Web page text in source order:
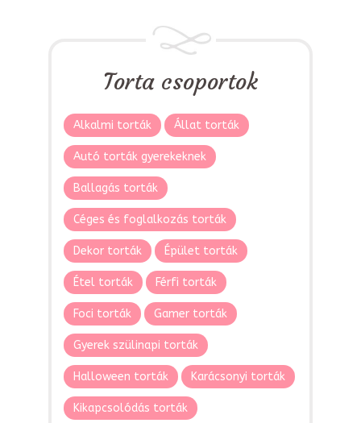
Torta csoportok
Alkalmi torták Állat torták
Autó torták gyerekeknek
Ballagás torták
Céges és foglalkozás torták
Dekor torták Épület torták
Étel torták Férfi torták
Foci torták Gamer torták
Gyerek szülinapi torták
Halloween torták Karácsonyi torták
Kikapcsolódás torták